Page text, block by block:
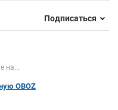
Подписаться
на...
OBOZ